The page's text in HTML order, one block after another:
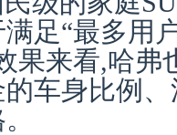
足“最多用
果来看,哈弗
车身比例